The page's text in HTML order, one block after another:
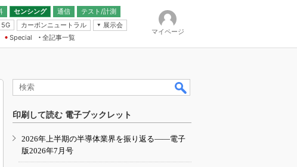
センシング
通信
テスト/計測
5G カーボンニュートラル
展示会
ッジコンピューティング
FRONTIER
ま展
Special
全記事一覧
マイページ
印刷して読む 電子ブックレット
2026年上半期の半導体業界を振り返る――電子
版2026年7月号